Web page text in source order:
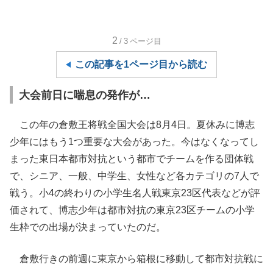
2 /3 ページ目
この記事を1ページ目から読む
大会前日に喘息の発作が…
この年の倉敷王将戦全国大会は8月4日。夏休みに博志
少年にはもう1つ重要な大会があった。今はなくなってし
まった東日本都市対抗という都市でチームを作る団体戦
で、シニア、一般、中学生、女性など各カテゴリの7人で
戦う。小4の終わりの小学生名人戦東京23区代表などが評
価されて、博志少年は都市対抗の東京23区チームの小学
生枠での出場が決まっていたのだ。
倉敷行きの前週に東京から箱根に移動して都市対抗戦に